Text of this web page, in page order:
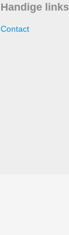
Handige links
Contact